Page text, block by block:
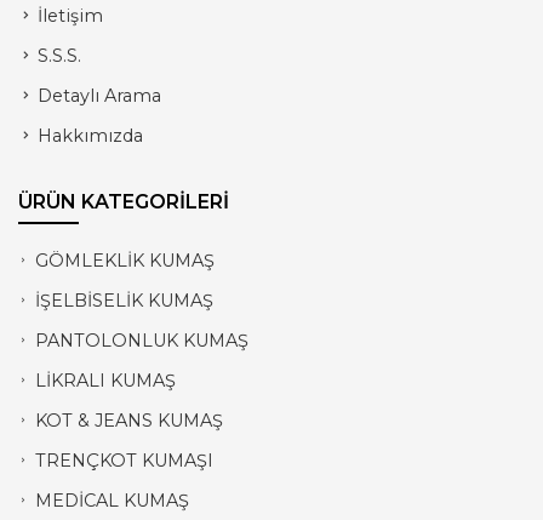
İletişim
S.S.S.
Detaylı Arama
Hakkımızda
ÜRÜN KATEGORİLERİ
GÖMLEKLİK KUMAŞ
İŞELBİSELİK KUMAŞ
PANTOLONLUK KUMAŞ
LİKRALI KUMAŞ
KOT & JEANS KUMAŞ
TRENÇKOT KUMAŞI
MEDİCAL KUMAŞ